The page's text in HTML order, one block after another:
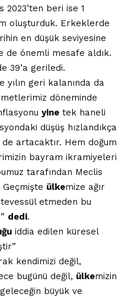
2023’ten beri ise 1
oluşturduk. Erkeklerde
en düşük seviyesine
de önemli mesafe aldık.
39’a geriledi.
geri kalanında da
döneminde
yine tek haneli
düşüş hızlandıkça
de artacaktır. Hem doğum
bayram ikramiyeleri
tarafından Meclis
Geçmişte ülkemize ağır
etmeden bu
dedi.
iddia edilen küresel
kendimizi değil,
bugünü değil, ülkemizin
büyük ve